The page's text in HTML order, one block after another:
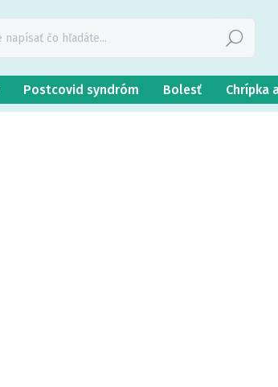
Hľadať
Postcovid syndróm Bolesť Chrípka